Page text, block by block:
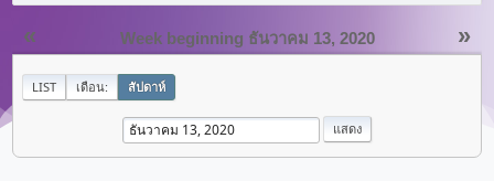
« »
Week beginning ธันวาคม 13, 2020
LIST เดือน: สัปดาห์